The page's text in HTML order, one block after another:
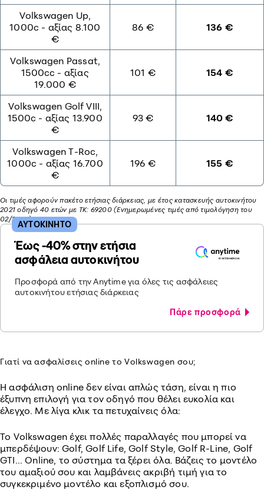
Volkswagen Up,
1000c - αξίας 8.100
€
86 € 136 €
Volkswagen Passat,
1500cc - αξίας
19.000 €
101 € 154 €
Volkswagen Golf VIII,
1500c - αξίας 13.900
€
93 € 140 €
Volkswagen T-Roc,
1000c - αξίας 16.700
€
196 € 155 €
Οι τιμές αφορούν πακέτο ετήσιας διάρκειας, με έτος κατασκευής αυτοκινήτου
2021 οδηγό 40 ετών με ΤΚ: 69200 (Ενημερωμένες τιμές από τιμολόγηση του
02/2026)
Έως -40% στην ετήσια
ασφάλεια αυτοκινήτου
Προσφορά από την Anytime για όλες τις ασφάλειες
αυτοκινήτου ετήσιας διάρκειας
Πάρε προσφορά
ΑΥΤΟΚΙΝΗΤΟ
Γιατί να ασφαλίσεις online το Volkswagen σου;
Η ασφάλιση online δεν είναι απλώς τάση, είναι η πιο
έξυπνη επιλογή για τον οδηγό που θέλει ευκολία και
έλεγχο. Με λίγα κλικ τα πετυχαίνεις όλα:
Το Volkswagen έχει πολλές παραλλαγές που μπορεί να
μπερδέψουν: Golf, Golf Life, Golf Style, Golf R-Line, Golf
GTI... Online, το σύστημα τα ξέρει όλα. Βάζεις το μοντέλο
του αμαξιού σου και λαμβάνεις ακριβή τιμή για το
συγκεκριμένο μοντέλο και εξοπλισμό σου.